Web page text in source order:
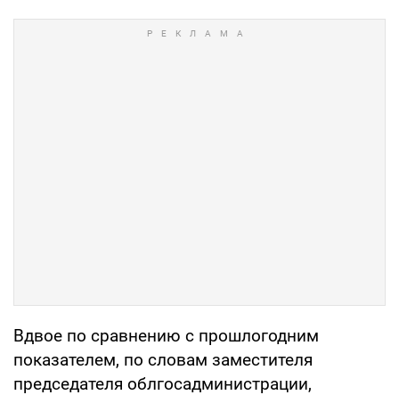
Вдвое по сравнению с прошлогодним
показателем, по словам заместителя
председателя облгосадминистрации,